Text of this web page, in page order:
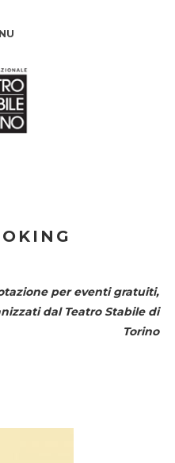
per eventi gratuiti,
dal Teatro Stabile di
Torino